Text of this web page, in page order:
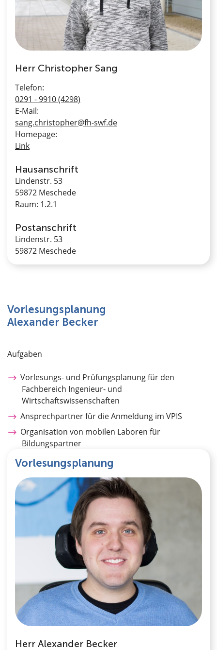
Herr Christopher Sang
Telefon:
0291 - 9910 (4298)
E-Mail:
sang.christopher@fh-swf.de
Homepage:
Link
Hausanschrift
Lindenstr. 53
59872 Meschede
Raum: 1.2.1
Postanschrift
Lindenstr. 53
59872 Meschede
Vorlesungsplanung
Alexander Becker
Aufgaben
Vorlesungs- und Prüfungsplanung für den
Fachbereich Ingenieur- und
Wirtschaftswissenschaften
Ansprechpartner für die Anmeldung im VPIS
Organisation von mobilen Laboren für
Bildungspartner
Vorlesungsplanung
Herr Alexander Becker